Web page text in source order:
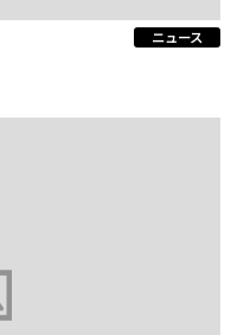
ニュース